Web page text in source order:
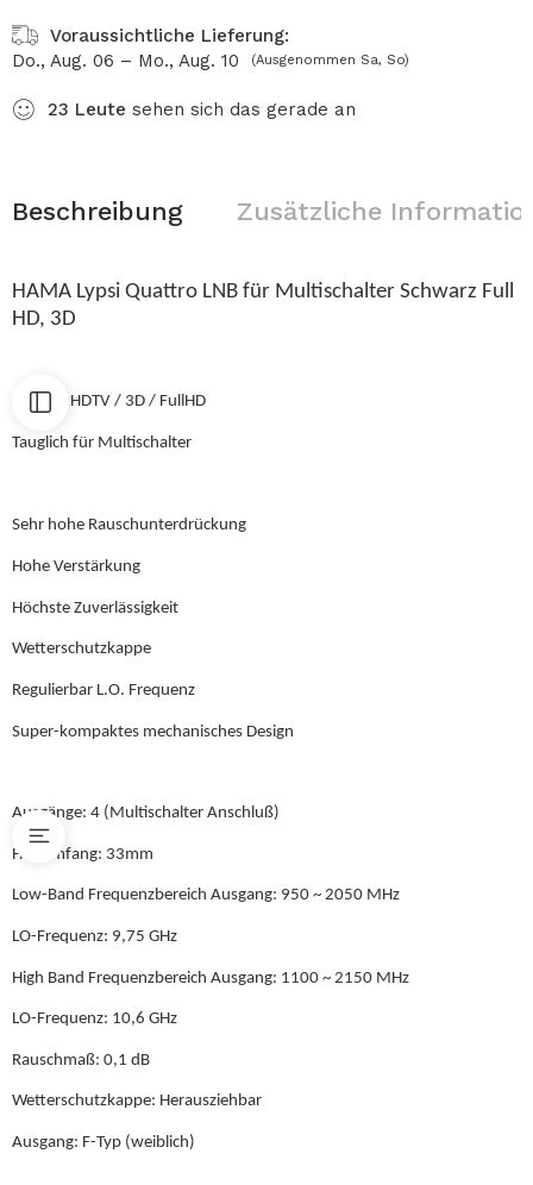
Voraussichtliche Lieferung:
Do., Aug. 06 – Mo., Aug. 10
(Ausgenommen Sa, So)
23 Leute sehen sich das gerade an
Beschreibung Zusätzliche
HAMA Lypsi Quattro LNB für Multischalter Schwarz Full
HD, 3D
Digital / HDTV / 3D / FullHD
Tauglich für Multischalter
Sehr hohe Rauschunterdrückung
Hohe Verstärkung
Höchste Zuverlässigkeit
Wetterschutzkappe
Regulierbar L.O. Frequenz
Super-kompaktes mechanisches Design
Ausgänge: 4 (Multischalter Anschluß)
Halsumfang: 33mm
Low-Band Frequenzbereich Ausgang: 950 ~ 2050 MHz
LO-Frequenz: 9,75 GHz
High Band Frequenzbereich Ausgang: 1100 ~ 2150 MHz
LO-Frequenz: 10,6 GHz
Rauschmaß: 0,1 dB
Wetterschutzkappe: Herausziehbar
Ausgang: F-Typ (weiblich)